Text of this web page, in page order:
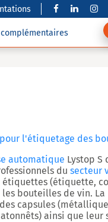
l'étiquetage des
automatique Lystop S
du secteur
étiquettes (étiquette,
bouteilles de vin. La
capsules
ainsi que leur